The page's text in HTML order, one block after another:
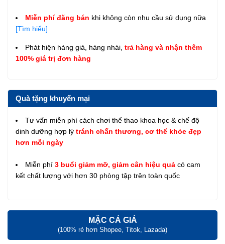
Miễn phí đăng bán khi không còn nhu cầu sử dụng nữa
[Tìm hiểu]
Phát hiện hàng giả, hàng nhái, trả hàng và nhận thêm
100% giá trị đơn hàng
Quà tặng khuyến mại
Tư vấn miễn phí cách chơi thể thao khoa học & chế độ
dinh dưỡng hợp lý tránh chấn thương, cơ thể khỏe đẹp
hơn mỗi ngày
Miễn phí 3 buổi giảm mỡ, giảm cân hiệu quả có cam
kết chất lượng với hơn 30 phòng tập trên toàn quốc
MẶC CẢ GIÁ
(100% rẻ hơn Shopee, Titok, Lazada)